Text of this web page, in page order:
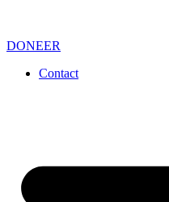
DONEER
Contact